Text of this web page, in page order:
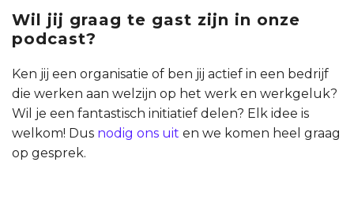
Wil jij graag te gast zijn in onze
podcast?
Ken jij een organisatie of ben jij actief in een bedrijf
die werken aan welzijn op het werk en werkgeluk?
Wil je een fantastisch initiatief delen? Elk idee is
welkom! Dus nodig ons uit en we komen heel graag
op gesprek.